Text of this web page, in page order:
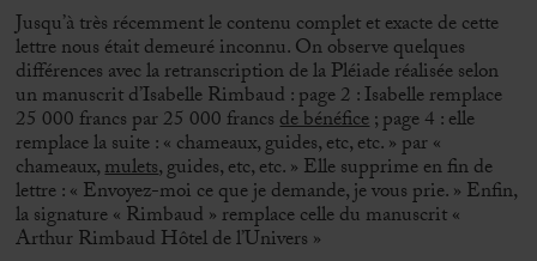
Jusqu’à très récemment le contenu complet et exacte de cette
lettre nous était demeuré inconnu. On observe quelques
différences avec la retranscription de la Pléiade réalisée selon
un manuscrit d’Isabelle Rimbaud : page 2 : Isabelle remplace
25 000 francs par 25 000 francsde bénéfice; page 4 : elle
remplace la suite : « chameaux, guides, etc, etc. » par «
chameaux,mulets, guides, etc, etc. » Elle supprime en fin de
lettre : « Envoyez-moi ce que je demande, je vous prie. » Enfin,
la signature « Rimbaud » remplace celle du manuscrit «
Arthur Rimbaud Hôtel de l’Univers »